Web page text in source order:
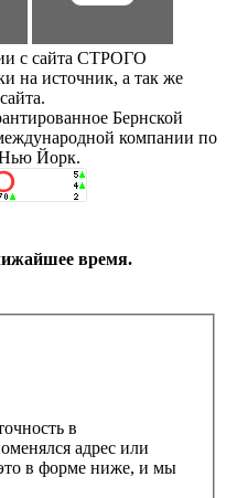
с сайта СТРОГО
на источник, а так же
Бернской
компании по
Йорк.
время.
в
адрес или
в форме ниже, и мы